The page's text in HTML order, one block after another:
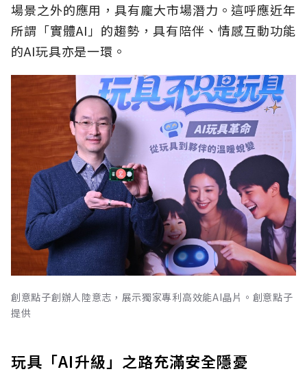
場景之外的應用，具有龐大市場潛力。這呼應近年
所謂「實體AI」的趨勢，具有陪伴、情感互動功能
的AI玩具亦是一環。
創意點子創辦人陸意志，展示獨家專利高效能AI晶片。創意點子
提供
玩具「AI升級」之路充滿安全隱憂